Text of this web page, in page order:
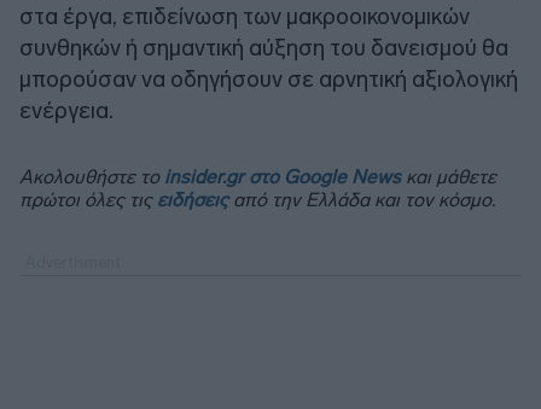
στα έργα, επιδείνωση των μακροοικονομικών
συνθηκών ή σημαντική αύξηση του δανεισμού θα
μπορούσαν να οδηγήσουν σε αρνητική αξιολογική
ενέργεια.
Ακολουθήστε το insider.gr στο Google Newsκαι μάθετε
πρώτοι όλες τις ειδήσειςαπό την Ελλάδα και τον κόσμο.